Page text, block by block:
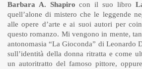
Barbara A. Shapiro con il suo libro
quell’alone di mistero che le leggende
alle opere d’arte e ai suoi autori per
questo romanzo. Mi vengono in mente,
antonomasia “La Gioconda” di Leonardo
sull’identità della donna ritratta e come
un autoritratto del famoso pittore,